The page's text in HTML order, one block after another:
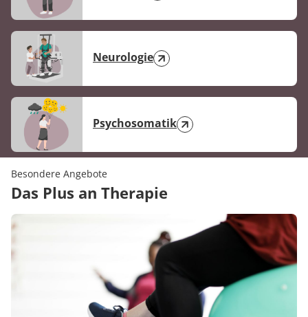
Neurologie
Psychosomatik
Besondere Angebote
Das Plus an Therapie